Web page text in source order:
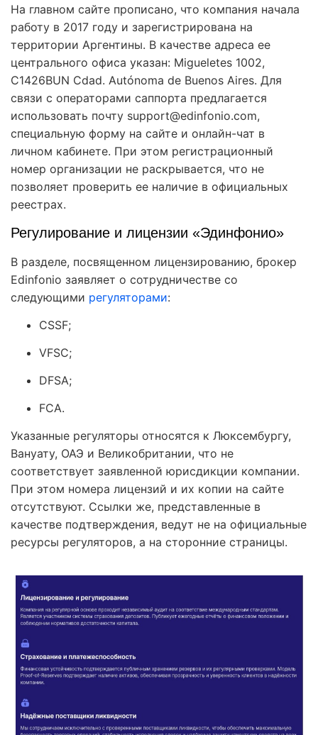
На главном сайте прописано, что компания начала
работу в 2017 году и зарегистрирована на
территории Аргентины. В качестве адреса ее
центрального офиса указан: Migueletes 1002,
C1426BUN Cdad. Autónoma de Buenos Aires. Для
связи с операторами саппорта предлагается
использовать почту support@edinfonio.com,
специальную форму на сайте и онлайн-чат в
личном кабинете. При этом регистрационный
номер организации не раскрывается, что не
позволяет проверить ее наличие в официальных
реестрах.
Регулирование и лицензии «Эдинфонио»
В разделе, посвященном лицензированию, брокер
Edinfonio заявляет о сотрудничестве со
следующими регуляторами:
CSSF;
VFSC;
DFSA;
FCA.
Указанные регуляторы относятся к Люксембургу,
Вануату, ОАЭ и Великобритании, что не
соответствует заявленной юрисдикции компании.
При этом номера лицензий и их копии на сайте
отсутствуют. Ссылки же, представленные в
качестве подтверждения, ведут не на официальные
ресурсы регуляторов, а на сторонние страницы.